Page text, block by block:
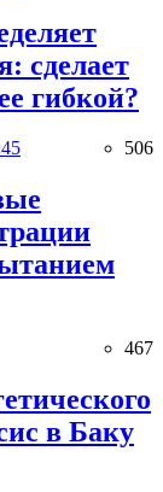
сделает
гибкой?
506
467
в Баку